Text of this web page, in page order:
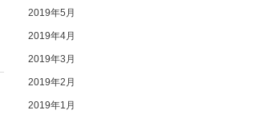
2019年5月
2019年4月
2019年3月
2019年2月
2019年1月